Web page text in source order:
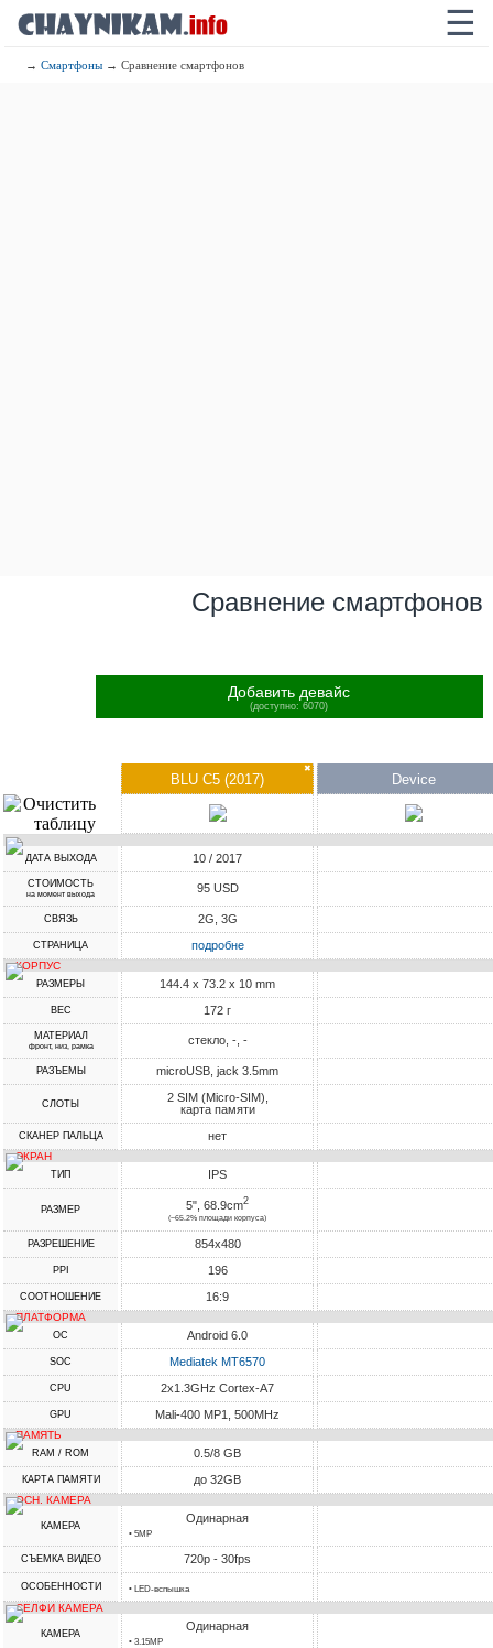
☰
→Смартфоны → Сравнение смартфонов
Сравнение смартфонов
Добавить девайс
(доступно: 6070)
✖
BLU C5 (2017) Device
ДАТА ВЫХОДА 10 / 2017
СТОИМОСТЬ
на момент выхода 95 USD
СВЯЗЬ 2G, 3G
СТРАНИЦА подробне
КОРПУС
РАЗМЕРЫ 144.4 x 73.2 x 10 mm
ВЕС 172 г
МАТЕРИАЛ
фронт, низ, рамка стекло, -, -
РАЗЪЕМЫ microUSB, jack 3.5mm
СЛОТЫ
2 SIM (Micro-SIM),
карта памяти
СКАНЕР ПАЛЬЦА нет
ЭКРАН
ТИП IPS
РАЗМЕР 5", 68.9cm2
(~65.2% площади корпуса)
РАЗРЕШЕНИЕ 854x480
PPI 196
СООТНОШЕНИЕ 16:9
ПЛАТФОРМА
ОС Android 6.0
SOC Mediatek MT6570
CPU 2x1.3GHz Cortex-A7
GPU Mali-400 MP1, 500MHz
ПАМЯТЬ
RAM / ROM 0.5/8 GB
КАРТА ПАМЯТИ до 32GB
ОСН. КАМЕРА
КАМЕРА
Одинарная
• 5MP
СЪЕМКА ВИДЕО 720p - 30fps
ОСОБЕННОСТИ • LED-вспышка
СЕЛФИ КАМЕРА
КАМЕРА
Одинарная
• 3.15MP